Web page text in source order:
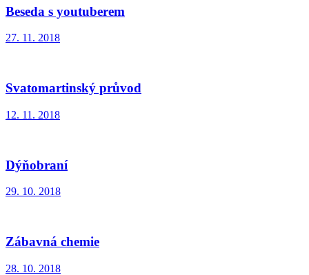
Beseda s youtuberem
27. 11. 2018
Svatomartinský průvod
12. 11. 2018
Dýňobraní
29. 10. 2018
Zábavná chemie
28. 10. 2018